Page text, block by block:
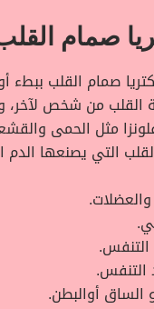
صمام
صمام القلب
القلب من شخص لآخر،
مثل الحمى
التي يصنعها الدم
التنفس.
أوالبطن.